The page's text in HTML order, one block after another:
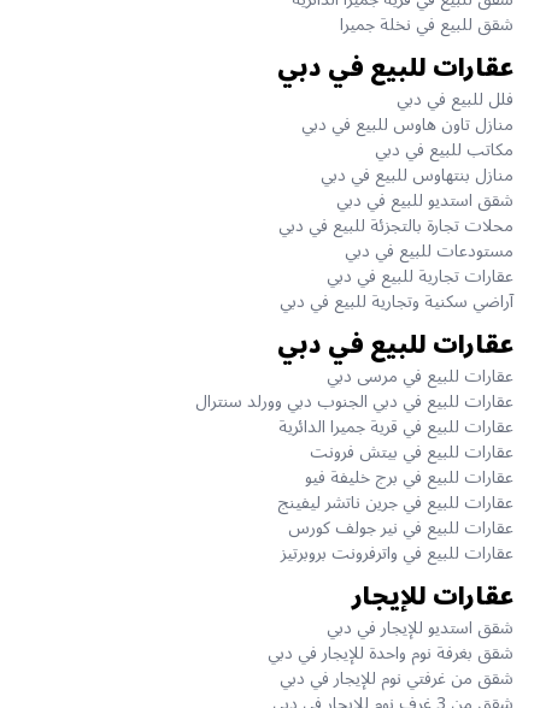
شقق للبيع في نخلة جميرا
عقارات للبيع في دبي
فلل للبيع في دبي
منازل تاون هاوس للبيع في دبي
مكاتب للبيع في دبي
منازل بنتهاوس للبيع في دبي
شقق استديو للبيع في دبي
محلات تجارة بالتجزئة للبيع في دبي
مستودعات للبيع في دبي
عقارات تجارية للبيع في دبي
آراضي سكنية وتجارية للبيع في دبي
عقارات للبيع في دبي
عقارات للبيع في مرسى دبي
عقارات للبيع في دبي الجنوب دبي وورلد سنترال
عقارات للبيع في قرية جميرا الدائرية
عقارات للبيع في بيتش فرونت
عقارات للبيع في برج خليفة فيو
عقارات للبيع في جرين ناتشر ليفينج
عقارات للبيع في نير جولف كورس
عقارات للبيع في واترفرونت بروبرتيز
عقارات للإيجار
شقق استديو للإيجار في دبي
شقق بغرفة نوم واحدة للإيجار في دبي
شقق من غرفتي نوم للإيجار في دبي